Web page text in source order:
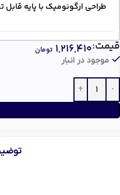
طراحی ارگونومیک با پایه قابل
مقاوم در برابر گرد و غبار و رطوبت
کلیدهای نرم و کم‌صدا
موجود در انبار
قیمت:۱,۲۱۶,۴۱۰ تومان